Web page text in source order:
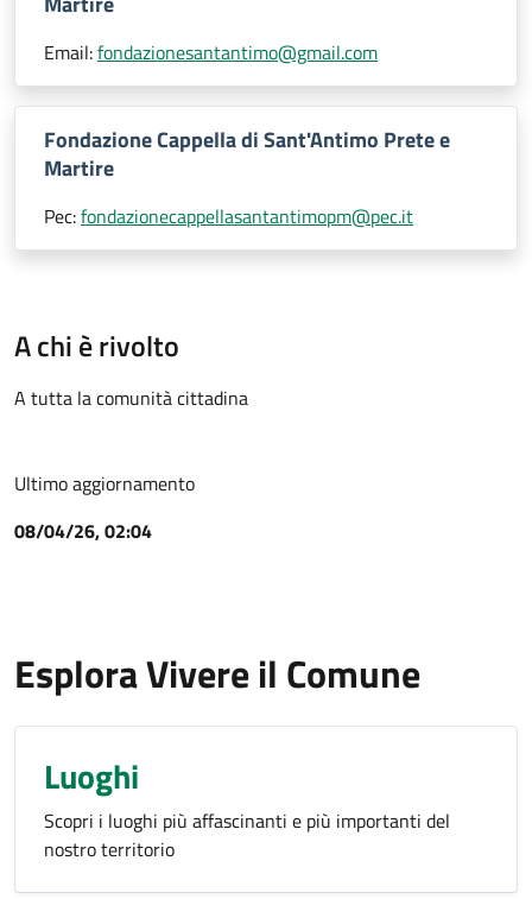
Email:fondazionesantantimo@gmail.com
Fondazione Cappella di Sant'Antimo Prete e
Martire
Pec:fondazionecappellasantantimopm@pec.it
A chi è rivolto
A tutta la comunità cittadina
Ultimo aggiornamento
08/04/26, 02:04
Esplora Vivere il Comune
Luoghi
Scopri i luoghi più affascinanti e più importanti del
nostro territorio